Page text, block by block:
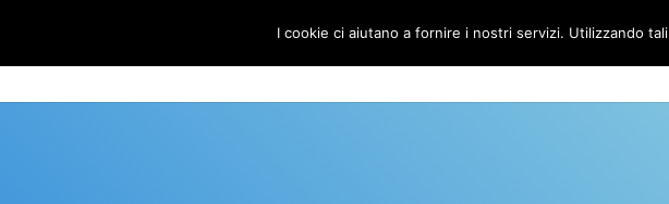
I cookie ci aiutano a fornire i nostri servizi. Utilizzando